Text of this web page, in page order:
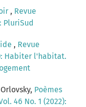
, Revue
PluriSud
, Revue
Habiter l'habitat.
Poèmes
46 No. 1 (2022):